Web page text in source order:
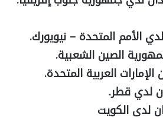
الأمم المتحدة – نيويورك.
الصين الشعبية.
العربية المتحدة.
لدي قطر.
لدى الكويت